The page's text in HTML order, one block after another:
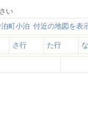
い
町小泊 付近の地図を表
さ行 た行